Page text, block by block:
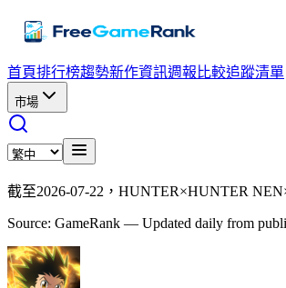
首頁排行榜趨勢新作資訊週報 比較追蹤清單
市場
截至2026-07-22，HUNTER×HUNTER
Source: GameRank — Updated daily from